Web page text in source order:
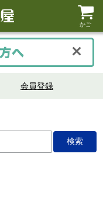
かご
会員登録